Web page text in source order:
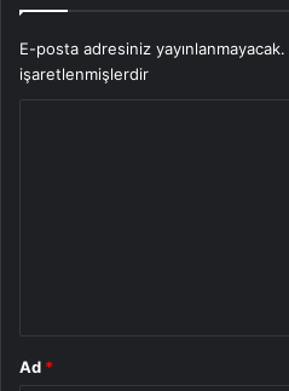
E-posta adresiniz yayınlanmayacak.
işaretlenmişlerdir
Ad *